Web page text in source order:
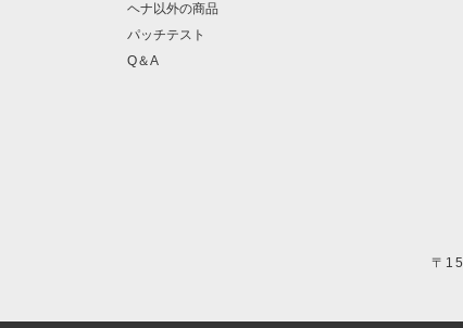
ヘナ以外の商品
パッチテスト
Q＆A
〒